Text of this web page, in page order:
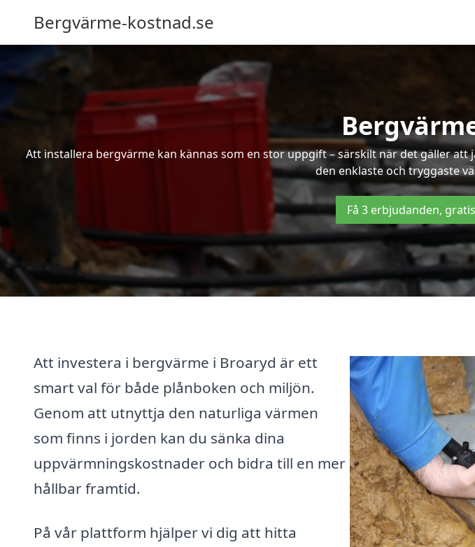
Bergvärme-kostnad.se
Att installera bergvärme kan kännas som en stor uppgift – särskilt när det gäller
den enklaste och tryggaste
Få 3 erbjudanden,
Att investera i bergvärme i Broaryd är ett
smart val för både plånboken och miljön.
Genom att utnyttja den naturliga värmen
som finns i jorden kan du sänka dina
uppvärmningskostnader och bidra till en mer
hållbar framtid.
På vår plattform hjälper vi dig att hitta